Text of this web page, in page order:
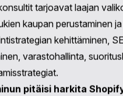
brändejä
välttämään esteitä ja
päätöksiä, katalysoimalla
konsultointitarjontaan
verkkokaupan maailmassa